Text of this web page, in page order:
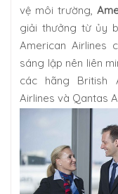
vệ môi trường,
giải thưởng từ ủy
American Airlines
sáng lập nên liên
các hãng British
Airlines và Qantas